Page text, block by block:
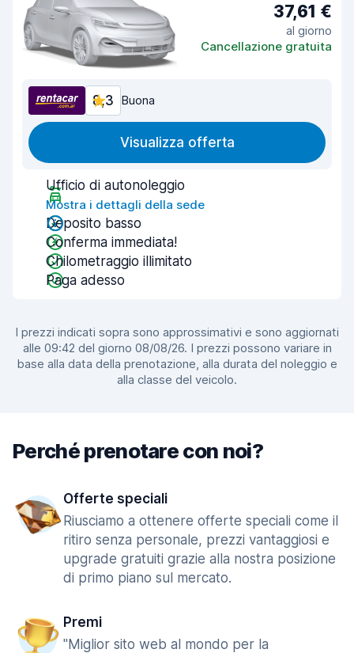
37,61 €
al giorno
Cancellazione gratuita
8,3 Buona
Visualizza offerta
Ufficio di autonoleggio
Mostra i dettagli della sede
Deposito basso
Conferma immediata!
Chilometraggio illimitato
Paga adesso
I prezzi indicati sopra sono approssimativi e sono aggiornati
alle 09:42 del giorno 08/08/26. I prezzi possono variare in
base alla data della prenotazione, alla durata del noleggio e
alla classe del veicolo.
Perché prenotare con noi?
Offerte speciali
Riusciamo a ottenere offerte speciali come il
ritiro senza personale, prezzi vantaggiosi e
upgrade gratuiti grazie alla nostra posizione
di primo piano sul mercato.
Premi
"Miglior sito web al mondo per la